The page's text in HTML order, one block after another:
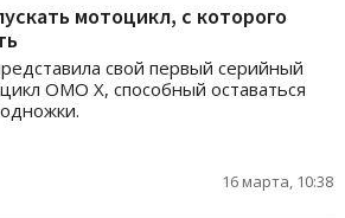
мотоцикл, с которого
свой первый серийный
OMO X, способный оставаться
16 марта, 10:38